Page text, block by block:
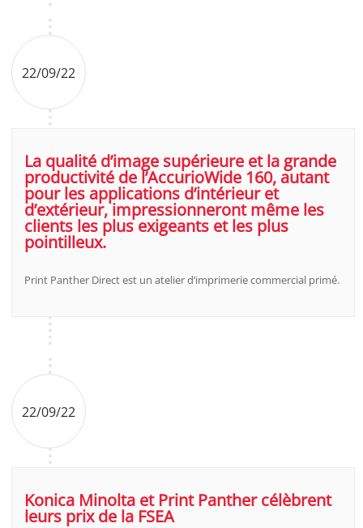
22/09/22
La qualité d’image supérieure et la grande
productivité de l’AccurioWide 160, autant
pour les applications d’intérieur et
d’extérieur, impressionneront même les
clients les plus exigeants et les plus
pointilleux.
Print Panther Direct est un atelier d’imprimerie commercial primé.
22/09/22
Konica Minolta et Print Panther célèbrent
leurs prix de la FSEA